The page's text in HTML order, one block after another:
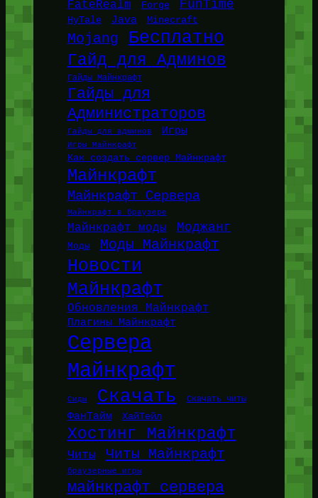
FateRealm Forge FunTime
HyTale Java Minecraft
Mojang Бесплатно
Гайд для Админов
Гайды Майнкрафт
Гайды для
Администраторов
Гайды для админов Игры
Игры Майнкрафт
Как создать сервер Майнкрафт
Майнкрафт
Майнкрафт Сервера
Майнкрафт в браузере
Майнкрафт моды Моджанг
Моды Моды Майнкрафт
Новости
Майнкрафт
Обновления Майнкрафт
Плагины Майнкрафт
Сервера
Майнкрафт
Сиды Скачать Скачать читы
ФанТайм ХайТейл
Хостинг Майнкрафт
Читы Читы Майнкрафт
браузерные игры
майнкрафт сервера